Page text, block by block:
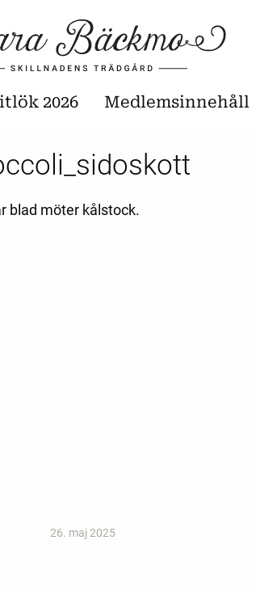
2026 Medlemsinnehåll
blad möter kålstock.
26. maj 2025